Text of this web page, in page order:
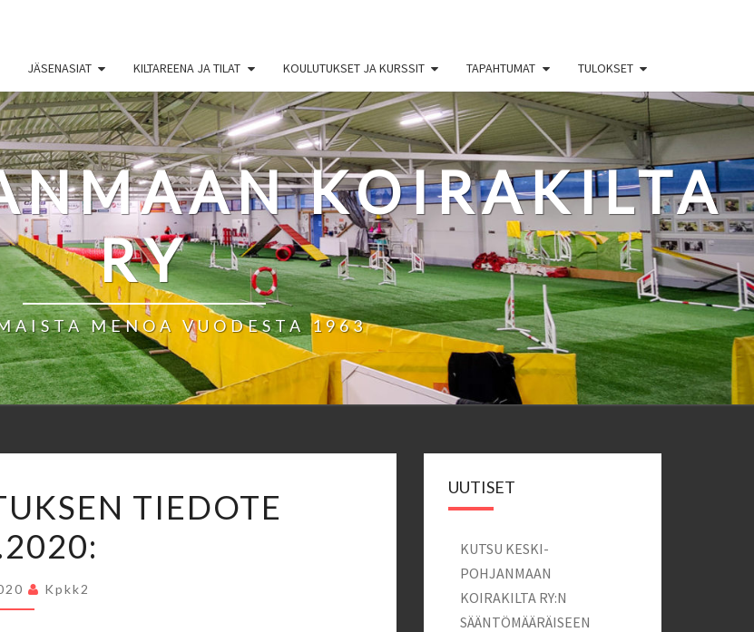
JÄSENASIAT KILTAREENA JA TILAT KOULUTUKSET JA KURSSIT TAPAHTUMAT TULOKSET
KOIRAKILTA
RY
MENOA VUODESTA 1963
PKK:N
HALLITUKSEN
TIEDOTE
1.12.2020:
TIEDOTE
Kpkk2
UUTISET
KUTSU KESKI-
POHJANMAAN
KOIRAKILTA RY:N
SÄÄNTÖMÄÄRÄISEEN